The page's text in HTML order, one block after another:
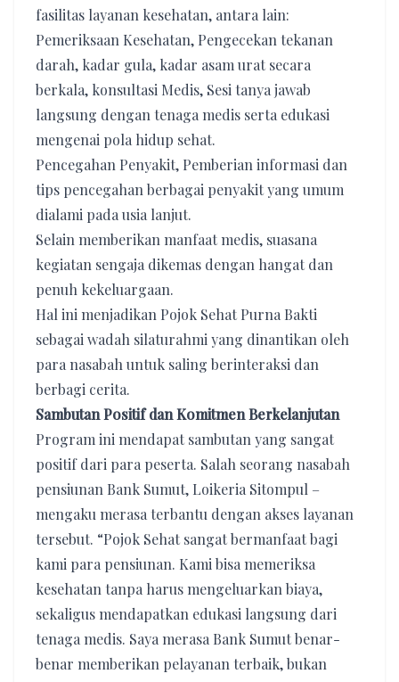
fasilitas layanan kesehatan, antara lain:
​Pemeriksaan Kesehatan, Pengecekan tekanan
darah, kadar gula, kadar asam urat secara
berkala, ​konsultasi Medis, Sesi tanya jawab
langsung dengan tenaga medis serta edukasi
mengenai pola hidup sehat.
​Pencegahan Penyakit, Pemberian informasi dan
tips pencegahan berbagai penyakit yang umum
dialami pada usia lanjut.
​Selain memberikan manfaat medis, suasana
kegiatan sengaja dikemas dengan hangat dan
penuh kekeluargaan.
Hal ini menjadikan Pojok Sehat Purna Bakti
sebagai wadah silaturahmi yang dinantikan oleh
para nasabah untuk saling berinteraksi dan
berbagi cerita.
Sambutan Positif dan Komitmen Berkelanjutan
​Program ini mendapat sambutan yang sangat
positif dari para peserta. Salah seorang nasabah
pensiunan Bank Sumut, Loikeria Sitompul –
mengaku merasa terbantu dengan akses layanan
tersebut. “Pojok Sehat sangat bermanfaat bagi
kami para pensiunan. Kami bisa memeriksa
kesehatan tanpa harus mengeluarkan biaya,
sekaligus mendapatkan edukasi langsung dari
tenaga medis. Saya merasa Bank Sumut benar-
benar memberikan pelayanan terbaik, bukan